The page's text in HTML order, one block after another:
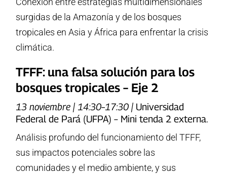
surgidas de la Amazonía y de los bosques
tropicales en Asia y África para enfrentar la crisis
climática.
TFFF: una falsa solución para los
bosques tropicales – Eje 2
13 noviembre | 14:30–17:30 | Universidad
Federal de Pará (UFPA) – Mini tenda 2 externa.
Análisis profundo del funcionamiento del TFFF,
sus impactos potenciales sobre las
comunidades y el medio ambiente, y sus